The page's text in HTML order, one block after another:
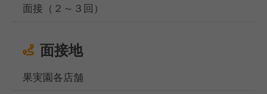
面接（２～３回）
面接地
果実園各店舗